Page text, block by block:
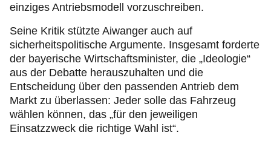
einziges Antriebsmodell vorzuschreiben.
Seine Kritik stützte Aiwanger auch auf
sicherheitspolitische Argumente. Insgesamt forderte
der bayerische Wirtschaftsminister, die „Ideologie“
aus der Debatte herauszuhalten und die
Entscheidung über den passenden Antrieb dem
Markt zu überlassen: Jeder solle das Fahrzeug
wählen können, das „für den jeweiligen
Einsatzzweck die richtige Wahl ist“.